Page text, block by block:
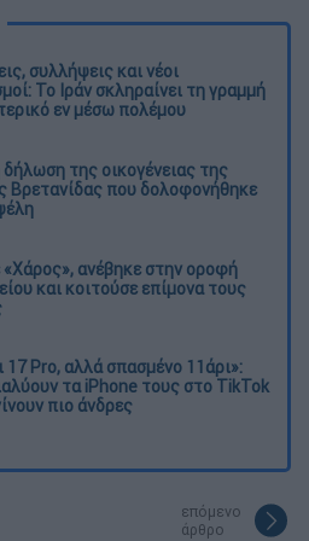
συλλήψεις και νέοι
Το Ιράν σκληραίνει τη γραμμή
εν μέσω πολέμου
της οικογένειας της
Βρετανίδας που δολοφονήθηκε
ανέβηκε στην οροφή
και κοιτούσε επίμονα τους
17 Pro, αλλά σπασμένο 11άρι»:
τα iPhone τους στο TikTok
πιο άνδρες
επόμενο
άρθρο